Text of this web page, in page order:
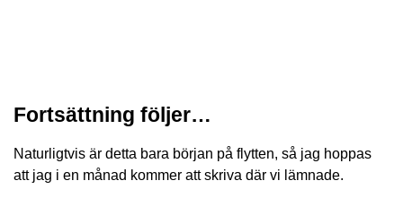
Fortsättning följer…
Naturligtvis är detta bara början på flytten, så jag hoppas
att jag i en månad kommer att skriva där vi lämnade.